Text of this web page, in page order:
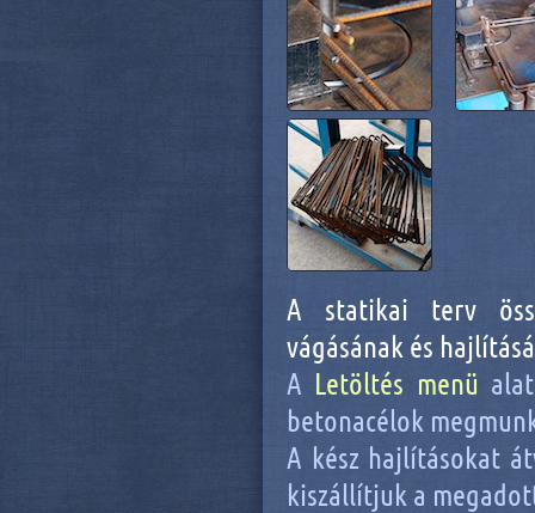
A statikai terv
vágásának és
A Letöltés menü
betonacélok
A kész hajlításokat
kiszállítjuk a